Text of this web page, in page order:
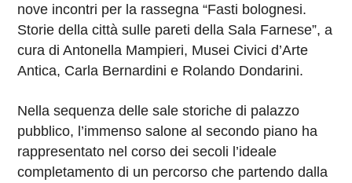
nove incontri per la rassegna “Fasti bolognesi.
Storie della città sulle pareti della Sala Farnese”, a
cura di Antonella Mampieri, Musei Civici d’Arte
Antica, Carla Bernardini e Rolando Dondarini.
Nella sequenza delle sale storiche di palazzo
pubblico, l’immenso salone al secondo piano ha
rappresentato nel corso dei secoli l’ideale
completamento di un percorso che partendo dalla